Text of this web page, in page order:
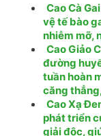
Cao Cà
vệ tế bào
nhiễm mỡ,
Cao Giảo
đường
tuần hoàn
căng
Cao Xạ
phát triển
giải độc,